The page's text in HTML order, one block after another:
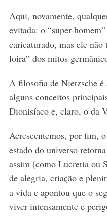
Aqui, novamente,
evitada: o “super-
caricaturado, mas ele não
loira” dos mitos
A filosofia de Nietzsche é
alguns conceitos
Dionisíaco e, claro, o da
Acrescentemos, por fim,
estado do universo
assim (como Lucretia ou
de alegria, criação e
a vida e apontou que o
viver intensamente e